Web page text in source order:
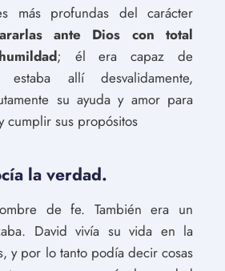
más profundas del carácter
ante Dios con total
; él era capaz de
allí desvalidamente,
su ayuda y amor para
cumplir sus propósitos
la verdad.
de fe. También era un
David vivía su vida en la
y por lo tanto podía decir cosas